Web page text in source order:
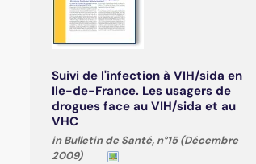
Suivi de l'infection à VIH/sida en
Ile-de-France. Les usagers de
drogues face au VIH/sida et au
VHC
in Bulletin de Santé, n°15 (Décembre
2009)